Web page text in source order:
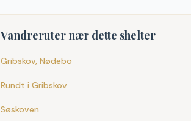
Vandreruter nær dette shelter
Gribskov, Nødebo
Rundt i Gribskov
Søskoven